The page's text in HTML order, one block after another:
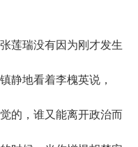
瑞没有因为刚才发生
静地看着李槐英说，
的，谁又能离开政治而